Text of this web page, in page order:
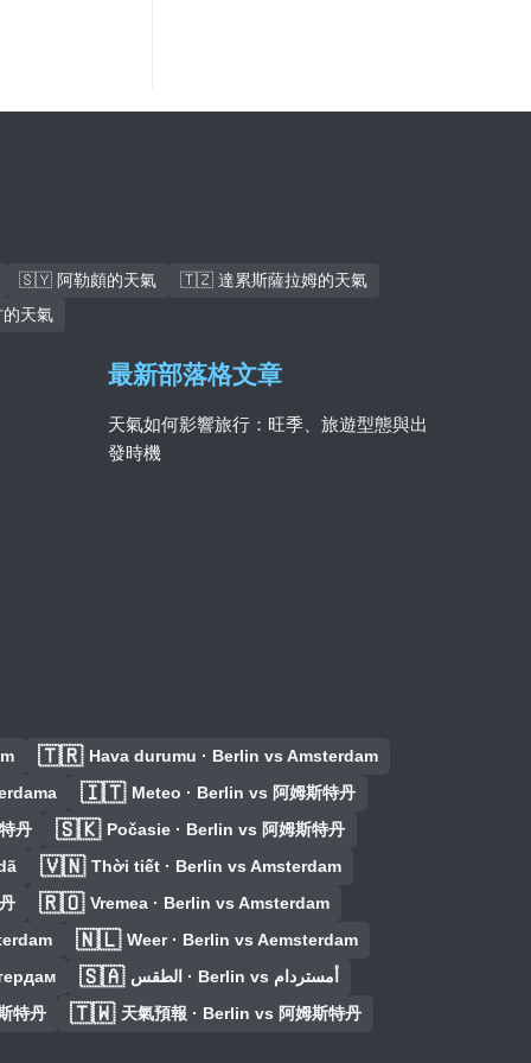
🇸🇾 阿勒頗的天氣
🇹🇿 達累斯薩拉姆的天氣
天氣
最新部落格文章
天氣如何影響旅行：旺季、旅遊型態與出
發時機
🇹🇷 Hava durumu · Berlin vs Amsterdam
🇮🇹 Meteo · Berlin vs 阿姆斯特丹
丹
🇸🇰 Počasie · Berlin vs 阿姆斯特丹
🇻🇳 Thời tiết · Berlin vs Amsterdam
🇷🇴 Vremea · Berlin vs Amsterdam
🇳🇱 Weer · Berlin vs Aemsterdam
🇸🇦
الطقس · Berlin vs أمستردام
特丹
🇹🇼 天氣預報 · Berlin vs 阿姆斯特丹